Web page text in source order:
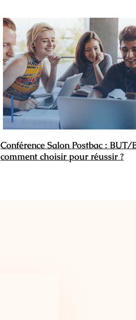
Conférence Salon Postbac : BUT/
comment choisir pour réussir ?